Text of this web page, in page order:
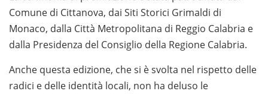
Comune di Cittanova, dai Siti Storici Grimaldi di
Monaco, dalla Città Metropolitana di Reggio Calabria e
dalla Presidenza del Consiglio della Regione Calabria.
Anche questa edizione, che si è svolta nel rispetto delle
radici e delle identità locali, non ha deluso le